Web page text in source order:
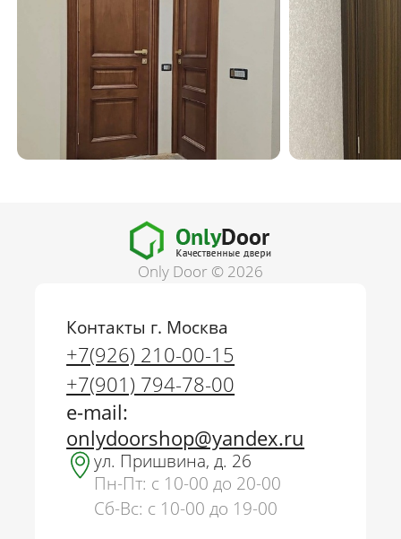
Only Door © 2026
Контакты г. Москва
+7(926) 210-00-15
+7(901) 794-78-00
e-mail:
onlydoorshop@yandex.ru
ул. Пришвина, д. 26
Пн-Пт: с 10-00 до 20-00
Сб-Вс: с 10-00 до 19-00